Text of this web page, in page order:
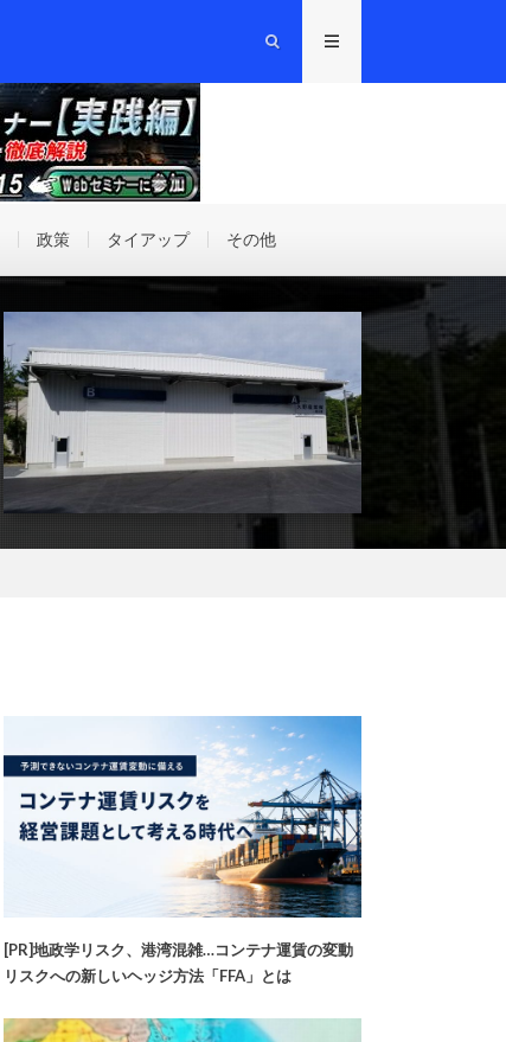
政策 タイアップ その他
[PR]地政学リスク、港湾混雑…コンテナ運賃の変動
リスクへの新しいヘッジ方法「FFA」とは